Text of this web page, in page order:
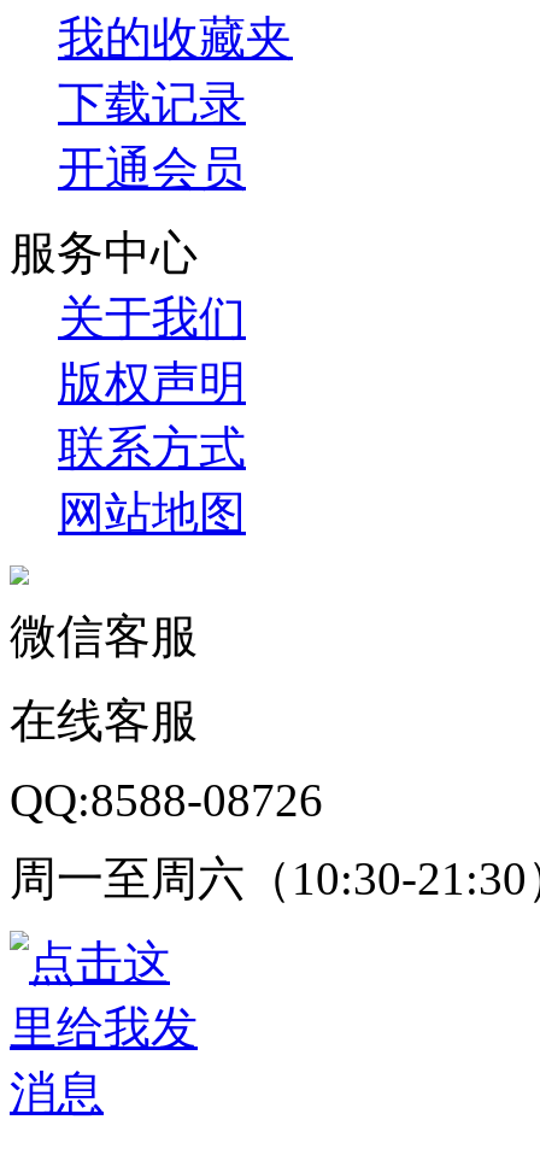
我的收藏夹
下载记录
开通会员
服务中心
关于我们
版权声明
联系方式
网站地图
微信客服
在线客服
QQ:8588-08726
周一至周六（10:30-21:30